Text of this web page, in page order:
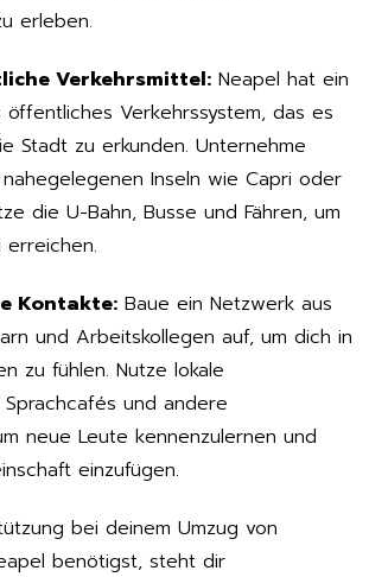
erleben.
Verkehrsmittel: Neapel hat ein
Verkehrssystem, das es
Stadt zu erkunden. Unternehme
Inseln wie Capri oder
die U-Bahn, Busse und Fähren, um
Kontakte: Baue ein Netzwerk aus
und Arbeitskollegen auf, um dich in
zu fühlen. Nutze lokale
und andere
neue Leute kennenzulernen und
einzufügen.
bei deinem Umzug von
benötigst, steht dir